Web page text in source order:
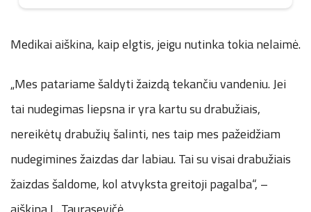
Medikai aiškina, kaip elgtis, jeigu nutinka tokia nelaimė.
„Mes patariame šaldyti žaizdą tekančiu vandeniu. Jei
tai nudegimas liepsna ir yra kartu su drabužiais,
nereikėtų drabužių šalinti, nes taip mes pažeidžiam
nudegimines žaizdas dar labiau. Tai su visai drabužiais
žaizdas šaldome, kol atvyksta greitoji pagalba“, –